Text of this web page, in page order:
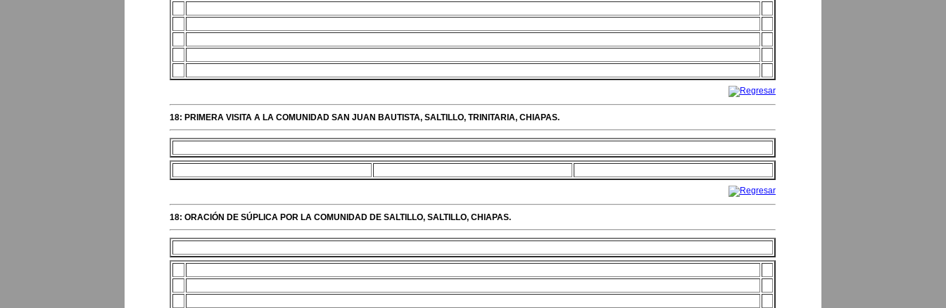
18: PRIMERA VISITA A LA COMUNIDAD SAN JUAN BAUTISTA, SALTILLO, TRINITARIA, CHIAPAS.
18: ORACIÓN DE SÚPLICA POR LA COMUNIDAD DE SALTILLO, SALTILLO, CHIAPAS.